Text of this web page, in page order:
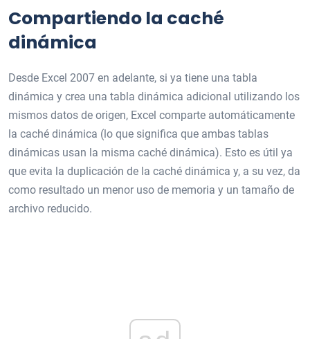
Compartiendo la caché
dinámica
Desde Excel 2007 en adelante, si ya tiene una tabla
dinámica y crea una tabla dinámica adicional utilizando los
mismos datos de origen, Excel comparte automáticamente
la caché dinámica (lo que significa que ambas tablas
dinámicas usan la misma caché dinámica). Esto es útil ya
que evita la duplicación de la caché dinámica y, a su vez, da
como resultado un menor uso de memoria y un tamaño de
archivo reducido.